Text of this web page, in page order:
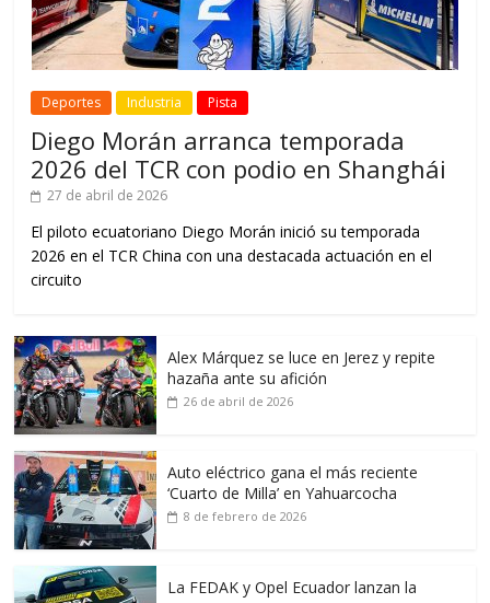
Deportes Industria Pista
Diego Morán arranca temporada
2026 del TCR con podio en Shanghái
27 de abril de 2026
El piloto ecuatoriano Diego Morán inició su temporada
2026 en el TCR China con una destacada actuación en el
circuito
Alex Márquez se luce en Jerez y repite
hazaña ante su afición
26 de abril de 2026
Auto eléctrico gana el más reciente
‘Cuarto de Milla’ en Yahuarcocha
8 de febrero de 2026
La FEDAK y Opel Ecuador lanzan la